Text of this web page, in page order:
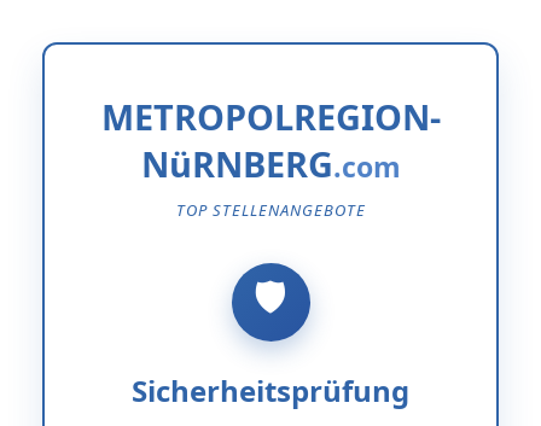
METROPOLREGION-
NüRNBERG
TOP STELLENANGEBOTE
Sicherheitsprüfung